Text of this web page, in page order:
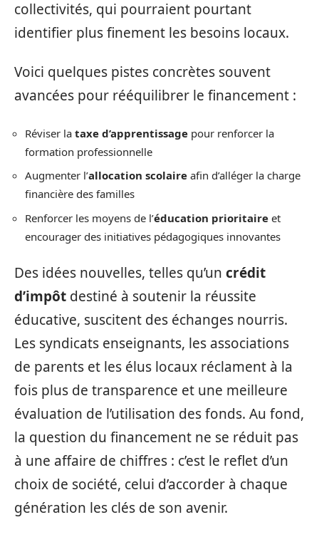
collectivités, qui pourraient pourtant
identifier plus finement les besoins locaux.
Voici quelques pistes concrètes souvent
avancées pour rééquilibrer le financement :
Réviser la taxe d’apprentissage pour renforcer la
formation professionnelle
Augmenter l’allocation scolaire afin d’alléger la charge
financière des familles
Renforcer les moyens de l’éducation prioritaire et
encourager des initiatives pédagogiques innovantes
Des idées nouvelles, telles qu’un crédit
d’impôt destiné à soutenir la réussite
éducative, suscitent des échanges nourris.
Les syndicats enseignants, les associations
de parents et les élus locaux réclament à la
fois plus de transparence et une meilleure
évaluation de l’utilisation des fonds. Au fond,
la question du financement ne se réduit pas
à une affaire de chiffres : c’est le reflet d’un
choix de société, celui d’accorder à chaque
génération les clés de son avenir.